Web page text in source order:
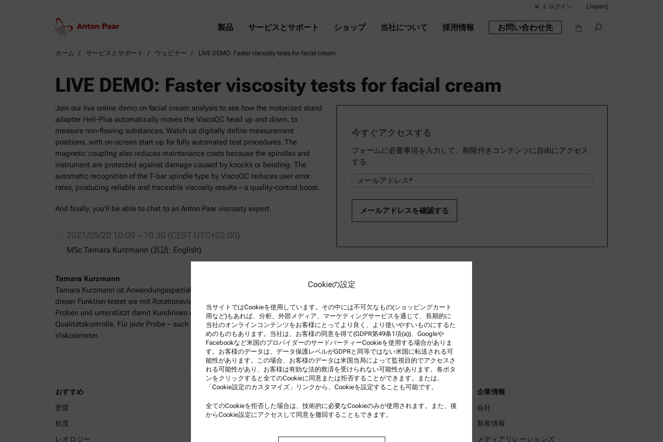
ログイン [Japan]
製品 サービスとサポート ショップ 当社について 採用情報 お問い合わせ先
ホーム サービスとサポート ウェビナー LIVE DEMO: Faster viscosity tests for facial cream
LIVE DEMO: Faster viscosity tests for facial cream
Join our live online demo on facial cream analysis to see how the motorized stand
adapter Heli-Plus automatically moves the ViscoQC head up and down, to
measure non-flowing substances. Watch us digitally define measurement
positions, with on-screen start-up for fully automated test procedures. The
magnetic coupling also reduces maintenance costs because the spindles and
instrument are protected against damage caused by knocks or bending. The
automatic recognition of the T-bar spindle type by ViscoQC reduces user error
rates, producing reliable and traceable viscosity results – a quality-control boost.
And finally, you’ll be able to chat to an Anton Paar viscosity expert.
2021/05/20 10:00 – 10:30 (CEST UTC+02:00)
MSc Tamara Kurzmann (言語: English)
Tamara Kurzmann
Tamara Kurzmann ist Anwendungsspezialistin für Viskometer bei Anton Paar. In
dieser Funktion testet sie mit Rotationsviskosimetern wasserähnliche bis pastöse
Proben und unterstützt damit Kundinnen und Kunden in sämtlichen Fragen der
Qualitätskontrolle. Für jede Probe – auch für klebrige – gibt es das geeignete
Viskosimeter.
今すぐアクセスする
フォームに必要事項を入力して、制限付きコンテンツに自由にアクセス
する
おすすめ
密度
粘度
レオロジー
法規関連情報
利用条件
製品サポート
アントンパール社の認定サービス
アントンパール・テクニカルセンター
企業情報
会社
新着情報
メディアリレーションズ
Cookieの設定
当サイトではCookieを使用しています。その中には不可欠なもの(ショッピングカート
用など)もあれば、分析、外部メディア、マーケティングサービスを通じて、長期的に
当社のオンラインコンテンツをお客様にとってより良く、より使いやすいものにするた
めのものもあります。当社は、お客様の同意を得て(GDPR第49条1項(a))、Googleや
Facebookなど米国のプロバイダーのサードパーティーCookieを使用する場合がありま
す。お客様のデータは、データ保護レベルがGDPRと同等ではない米国に転送される可
能性があります。この場合、お客様のデータは米国当局によって監視目的でアクセスさ
れる可能性があり、お客様は有効な法的救済を受けられない可能性があります。各ボタ
ンをクリックすると全てのCookieに同意または拒否することができます。または、
「Cookie設定のカスタマイズ」リンクから、Cookieを設定することも可能です。
全てのCookieを拒否した場合は、技術的に必要なCookieのみが使用されます。また、後
からCookie設定にアクセスして同意を撤回することもできます。